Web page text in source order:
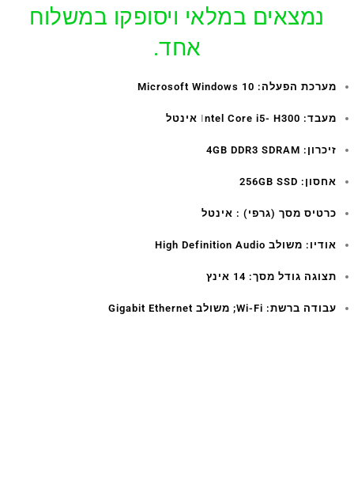
נמצאים במלאי ויסופקו במשלוח
אחד.
מערכת הפעלה: Microsoft Windows 10
מעבד: Intel Core i5- H300 אינטל
זיכרון: 4GB DDR3 SDRAM
אחסון: 256GB SSD
כרטיס מסך (גרפי) : אינטל
אודיו: משולב High Definition Audio
תצוגה גודל מסך: 14 אינץ
עבודה ברשת: Wi-Fi; משולב Gigabit Ethernet